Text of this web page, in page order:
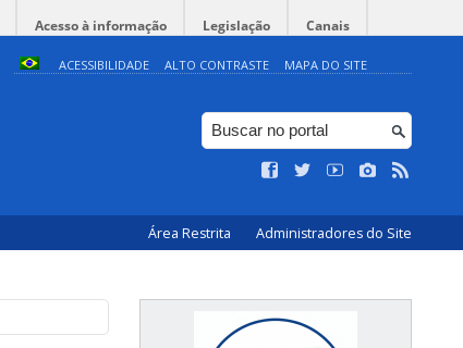
Acesso à informação Legislação Canais
ACESSIBILIDADE ALTO CONTRASTE MAPA DO SITE
Área Restrita Administradores do Site